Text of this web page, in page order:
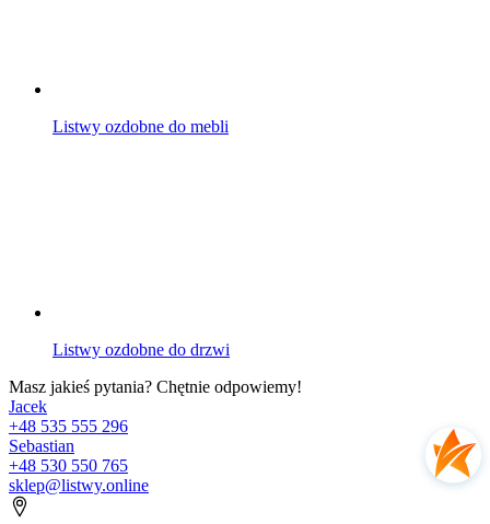
Listwy ozdobne do mebli
Listwy ozdobne do drzwi
Masz jakieś pytania? Chętnie odpowiemy!
Jacek
+48 535 555 296
Sebastian
+48 530 550 765
sklep@listwy.online